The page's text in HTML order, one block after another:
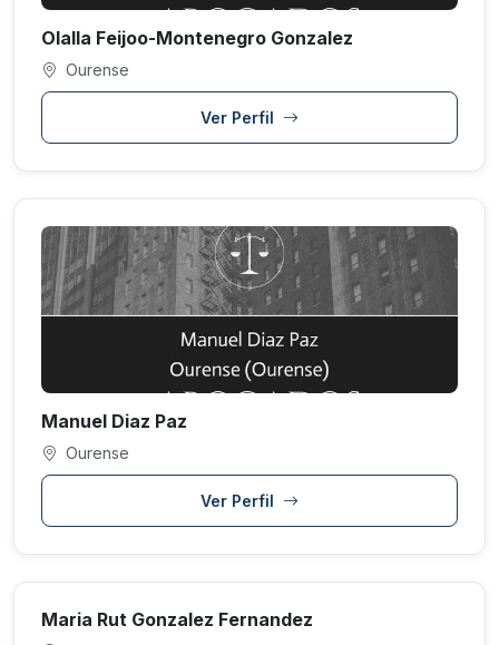
Olalla Feijoo-Montenegro Gonzalez
Ourense
Ver Perfil
Manuel Diaz Paz
Ourense
Ver Perfil
Maria Rut Gonzalez Fernandez